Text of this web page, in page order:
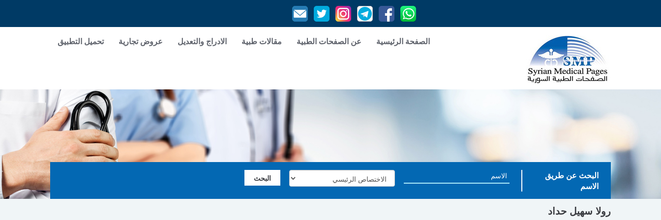
الصفحة الرئيسية عن الصفحات الطبية مقالات طبية الادراج والتعديل عروض تجارية تحميل التطبيق
البحث عن طريق
الاسم
رولا سهيل حداد